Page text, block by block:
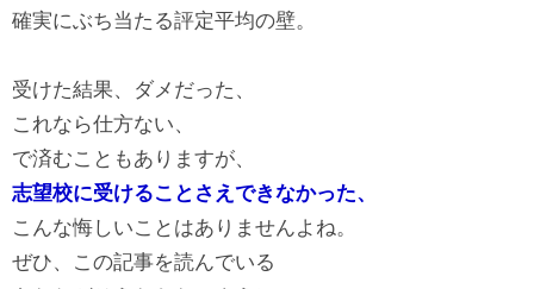
確実にぶち当たる評定平均の壁。
受けた結果、ダメだった、
これなら仕方ない、
で済むこともありますが、
志望校に受けることさえできなかった、
こんな悔しいことはありませんよね。
ぜひ、この記事を読んでいる